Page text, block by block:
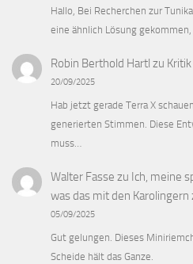
Hallo, Bei Recherchen zur
eine ähnlich Lösung
Robin Berthold Hartl zu
20/09/2025
Hab jetzt gerade Terra X
generierten Stimmen. Diese
muss…
Walter Fasse zu Ich, meine
was das mit den Karolingern
05/09/2025
Gut gelungen. Dieses
Scheide hält das Ganze.